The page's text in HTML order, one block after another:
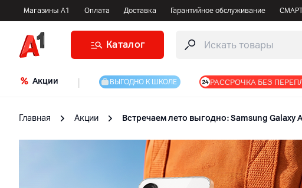
Магазины А1 Оплата Доставка Гарантийное обслуживание
Каталог
Акции ВЫГОДНО К ШКОЛЕ РАССРОЧКА БЕЗ
Главная Акции Встречаем лето выгодно: Samsung Galaxy